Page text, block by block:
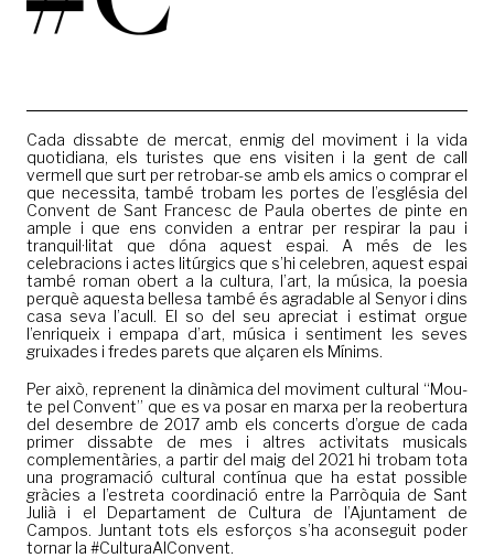
navegación
Cada dissabte de mercat, enmig del moviment i la vida
quotidiana, els turistes que ens visiten i la gent de call
vermell que surt per retrobar-se amb els amics o comprar el
que necessita, també trobam les portes de l’església del
Convent de Sant Francesc de Paula obertes de pinte en
ample i que ens conviden a entrar per respirar la pau i
tranquil·litat que dóna aquest espai. A més de les
celebracions i actes litúrgics que s’hi celebren, aquest espai
també roman obert a la cultura, l’art, la música, la poesia
perquè aquesta bellesa també és agradable al Senyor i dins
casa seva l’acull. El so del seu apreciat i estimat orgue
l’enriqueix i empapa d’art, música i sentiment les seves
gruixades i fredes parets que alçaren els Mínims.
Per això, reprenent la dinàmica del moviment cultural “Mou-
te pel Convent” que es va posar en marxa per la reobertura
del desembre de 2017 amb els concerts d’orgue de cada
primer dissabte de mes i altres activitats musicals
complementàries, a partir del maig del 2021 hi trobam tota
una programació cultural contínua que ha estat possible
gràcies a l’estreta coordinació entre la Parròquia de Sant
Julià i el Departament de Cultura de l’Ajuntament de
Campos. Juntant tots els esforços s’ha aconseguit poder
tornar la #CulturaAlConvent.